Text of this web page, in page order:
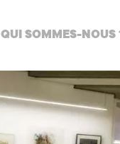
QUI SOMMES-NOUS